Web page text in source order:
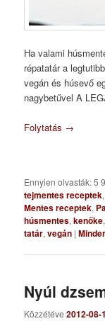
Ha valami
répatatár a
vegán és húsevő
nagybetűvel A
Folytatás →
Ennyien olvasták: 5
tejmentes receptek
Mentes receptek,
húsmentes,kenőke
tatár,vegán |
Nyúl
Közzétéve2012-08-